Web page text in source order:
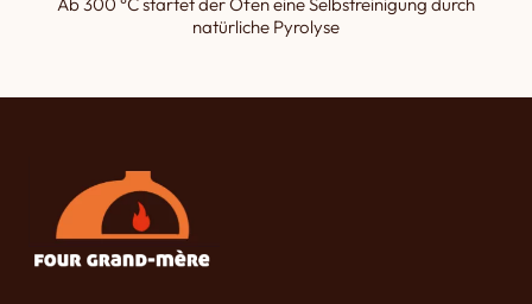
natürliche Pyrolyse